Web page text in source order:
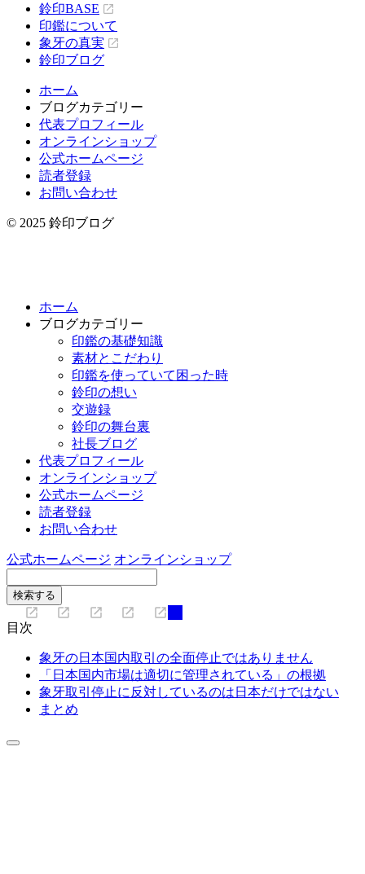
鈴印BASE
印鑑について
象牙の真実
鈴印ブログ
ホーム
ブログカテゴリー
代表プロフィール
オンラインショップ
公式ホームページ
読者登録
お問い合わせ
© 2025 鈴印ブログ
ホーム
ブログカテゴリー
印鑑の基礎知識
素材とこだわり
印鑑を使っていて困った時
鈴印の想い
交遊録
鈴印の舞台裏
社長ブログ
代表プロフィール
オンラインショップ
公式ホームページ
読者登録
お問い合わせ
公式ホームページ オンラインショップ
目次
象牙の日本国内取引の全面停止ではありません
「日本国内市場は適切に管理されている」の根拠
象牙取引停止に反対しているのは日本だけではない
まとめ